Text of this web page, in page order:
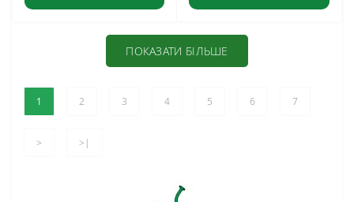
ПОКАЗАТИ БІЛЬШЕ
1 2 3 4 5 6 7
> >|